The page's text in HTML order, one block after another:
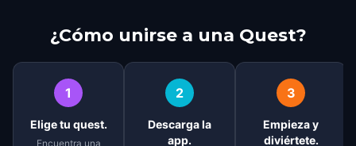
¿Cómo unirse a una Quest?
1
Elige tu quest.
Encuentra una
2
Descarga la
app.
3
Empieza y
diviértete.